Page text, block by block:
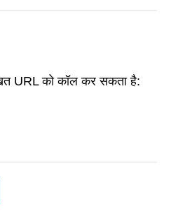
URL को कॉल कर सकता है: